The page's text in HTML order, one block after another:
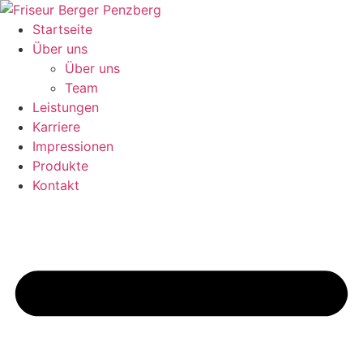
Zum
Inhalt
wechseln
Startseite
Über uns
Über uns
Team
Leistungen
Karriere
Impressionen
Produkte
Kontakt